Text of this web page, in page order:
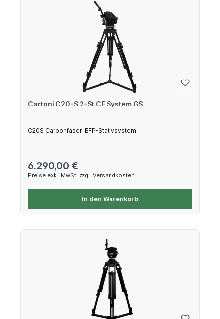
Cartoni C20-S 2-St CF System GS
C20S Carbonfaser-EFP-Stativsystem
Regulärer Preis:
6.290,00 €
Preise exkl. MwSt. zzgl. Versandkosten
In den Warenkorb